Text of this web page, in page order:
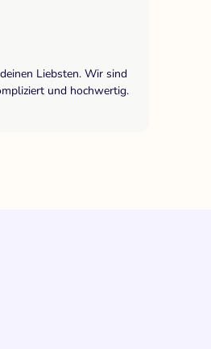
Liebsten. Wir sind
und hochwertig.